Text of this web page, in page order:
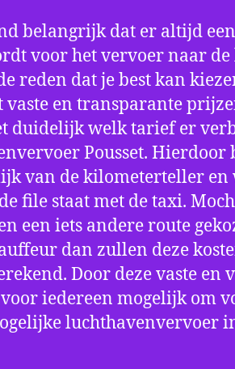
belangrijk dat er altijd
voor het vervoer naar
reden dat je best kan
en transparante
duidelijk welk tarief er
Pousset. Hierdoor
van de kilometerteller en
file staat met de taxi.
een iets andere route
dan zullen deze
Door deze vaste en
iedereen mogelijk om
luchthavenvervoer